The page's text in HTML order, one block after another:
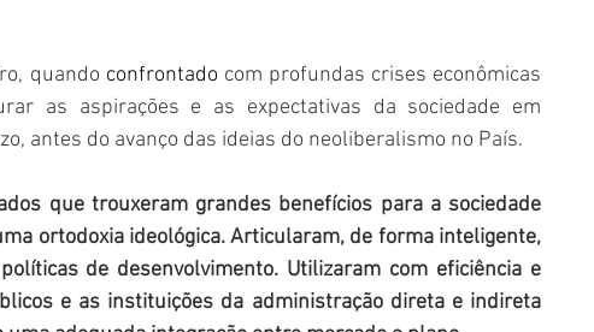
quando confrontado com profundas crises econômicas
as aspirações e as expectativas da sociedade em
antes do avanço das ideias do neoliberalismo no País.
que trouxeram grandes benefícios para a sociedade
ortodoxia ideológica. Articularam, de forma inteligente,
de desenvolvimento. Utilizaram com eficiência e
e as instituições da administração direta e indireta